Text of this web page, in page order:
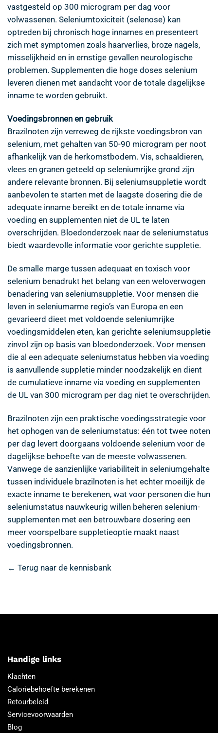
vastgesteld op 300 microgram per dag voor
volwassenen. Seleniumtoxiciteit (selenose) kan
optreden bij chronisch hoge innames en presenteert
zich met symptomen zoals haarverlies, broze nagels,
misselijkheid en in ernstige gevallen neurologische
problemen. Supplementen die hoge doses selenium
leveren dienen met aandacht voor de totale dagelijkse
inname te worden gebruikt.
Voedingsbronnen en gebruik
Brazilnoten zijn verreweg de rijkste voedingsbron van
selenium, met gehalten van 50-90 microgram per noot
afhankelijk van de herkomstbodem. Vis, schaaldieren,
vlees en granen geteeld op seleniumrijke grond zijn
andere relevante bronnen. Bij seleniumsuppletie wordt
aanbevolen te starten met de laagste dosering die de
adequate inname bereikt en de totale inname via
voeding en supplementen niet de UL te laten
overschrijden. Bloedonderzoek naar de seleniumstatus
biedt waardevolle informatie voor gerichte suppletie.
De smalle marge tussen adequaat en toxisch voor
selenium benadrukt het belang van een weloverwogen
benadering van seleniumsuppletie. Voor mensen die
leven in seleniumarme regio’s van Europa en een
gevarieerd dieet met voldoende seleniumrijke
voedingsmiddelen eten, kan gerichte seleniumsuppletie
zinvol zijn op basis van bloedonderzoek. Voor mensen
die al een adequate seleniumstatus hebben via voeding
is aanvullende suppletie minder noodzakelijk en dient
de cumulatieve inname via voeding en supplementen
de UL van 300 microgram per dag niet te overschrijden.
Brazilnoten zijn een praktische voedingsstrategie voor
het ophogen van de seleniumstatus: één tot twee noten
per dag levert doorgaans voldoende selenium voor de
dagelijkse behoefte van de meeste volwassenen.
Vanwege de aanzienlijke variabiliteit in seleniumgehalte
tussen individuele brazilnoten is het echter moeilijk de
exacte inname te berekenen, wat voor personen die hun
seleniumstatus nauwkeurig willen beheren selenium-
supplementen met een betrouwbare dosering een
meer voorspelbare suppletieoptie maakt naast
voedingsbronnen.
← Terug naar de kennisbank
Handige links
Klachten
Caloriebehoefte berekenen
Retourbeleid
Servicevoorwaarden
Blog